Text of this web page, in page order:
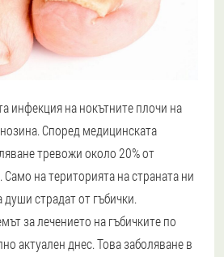
инфекция на нокътните плочи на
Според медицинската
тревожи около 20% от
Само на територията на страната ни
страдат от гъбички.
за лечението на гъбичките по
актуален днес. Това заболяване в